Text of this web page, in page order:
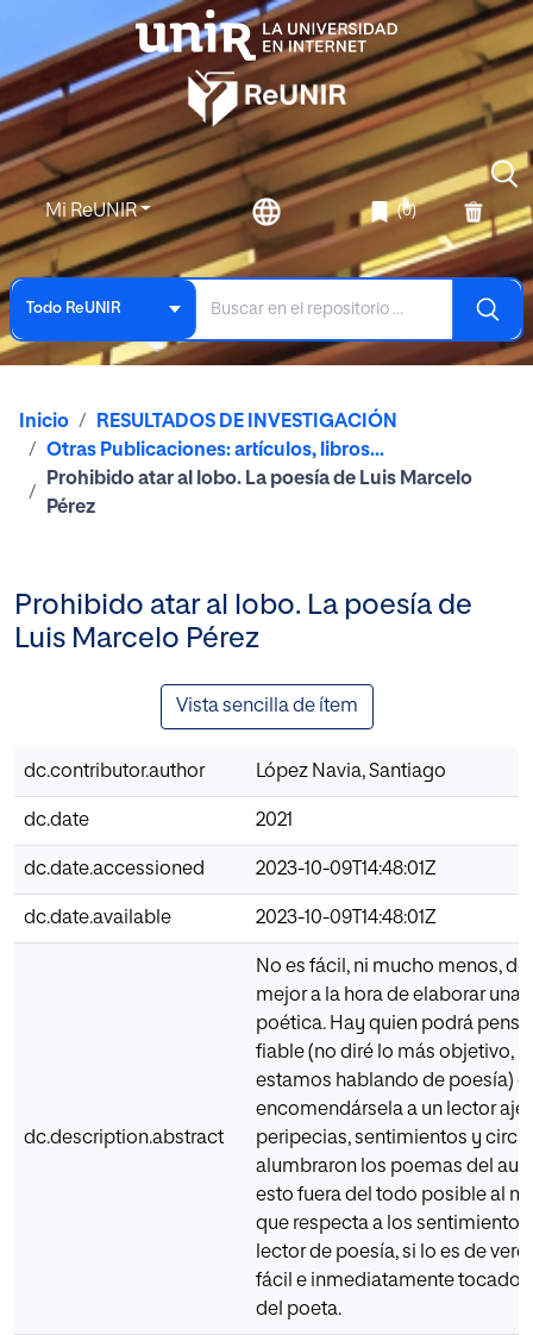
Mi ReUNIR (0)
Todo ReUNIR
Inicio
RESULTADOS DE INVESTIGACIÓN
Otras Publicaciones: artículos, libros...
Prohibido atar al lobo. La poesía de Luis Marcelo
Pérez
Prohibido atar al lobo. La poesía de
Luis Marcelo Pérez
Vista sencilla de ítem
dc.contributor.author López Navia, Santiago
dc.date 2021
dc.date.accessioned 2023-10-09T14:48:01Z
dc.date.available 2023-10-09T14:48:01Z
dc.description.abstract
No es fácil, ni mucho menos,
mejor a la hora de elaborar una
poética. Hay quien podrá
fiable (no diré lo más objetivo,
estamos hablando de poesía)
encomendársela a un lector
peripecias, sentimientos y
alumbraron los poemas del
esto fuera del todo posible al
que respecta a los
lector de poesía, si lo es de
fácil e inmediatamente tocado
del poeta.